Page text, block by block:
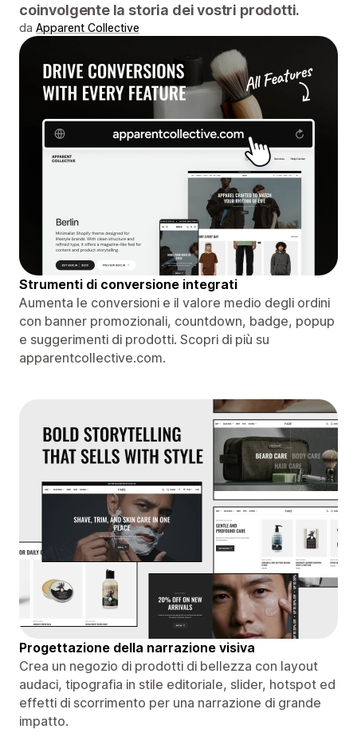
coinvolgente la storia dei vostri prodotti.
da Apparent Collective
Strumenti di conversione integrati
Aumenta le conversioni e il valore medio degli ordini
con banner promozionali, countdown, badge, popup
e suggerimenti di prodotti. Scopri di più su
apparentcollective.com.
Progettazione della narrazione visiva
Crea un negozio di prodotti di bellezza con layout
audaci, tipografia in stile editoriale, slider, hotspot ed
effetti di scorrimento per una narrazione di grande
impatto.